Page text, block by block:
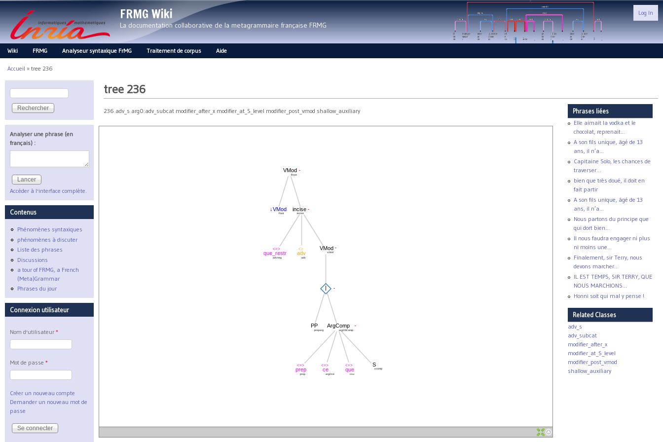
FRMG Wiki
La documentation collaborative de la metagrammaire française FRMG
Log In
Main menu
Wiki FRMG Analyseur syntaxique FrMG Traitement de corpus Aide
Vous êtes ici
Accueil » tree 236
tree 236
236 adv_s arg0:adv_subcat modifier_after_x modifier_at_S_level modifier_post_vmod shallow_auxiliary
S
xcomp
<=>
que
csu
<=>
ce
arg0:ce
<=>
prep
prep
ArgComp
arg0:SComp
-
PP
preparg
-
VMod
vmod
-
<>
adv
adv
<=>
que_restr
advneg
incise
incise
-
↓VMod
Foot
VMod
Root
-
Phrases liées
Elle aimait la vodka et le
chocolat, reprenait...
A son fils unique, âgé de 13
ans, il n’a...
Capitaine Solo, les chances de
traverser...
bien que très doué, il doit en
fait partir
A son fils unique, âgé de 13
ans, il n’a...
Nous partons du principe que
qui dort bien...
Il nous faudra engager ni plus
ni moins une...
Finalement, sir Terry, nous
devons marcher...
IL EST TEMPS, SIR TERRY, QUE
NOUS MARCHIONS...
Honni soit qui mal y pense !
Related Classes
adv_s
adv_subcat
modifier_after_x
modifier_at_S_level
modifier_post_vmod
shallow_auxiliary
Formulaire de recherche
Rechercher
Analyser une phrase (en
français) :
Accéder à l'interface complète.
Contenus
Phénomènes syntaxiques
phénomènes à discuter
Liste des phrases
Discussions
a tour of FRMG, a French
(Meta)Grammar
Phrases du jour
Connexion utilisateur
Nom d'utilisateur *
Mot de passe *
Créer un nouveau compte
Demander un nouveau mot de
passe